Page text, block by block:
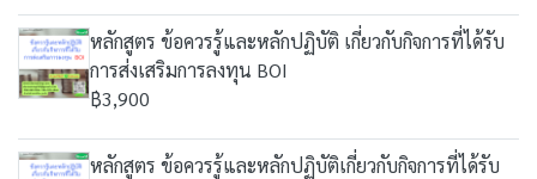
หลักสูตร ข้อควรรู้และหลักปฏิบัติ เกี่ยวกับกิจการที่ได้รับ
การส่งเสริมการลงทุน BOI
฿3,900
หลักสูตร ข้อควรรู้และหลักปฏิบัติเกี่ยวกับกิจการที่ได้รับ